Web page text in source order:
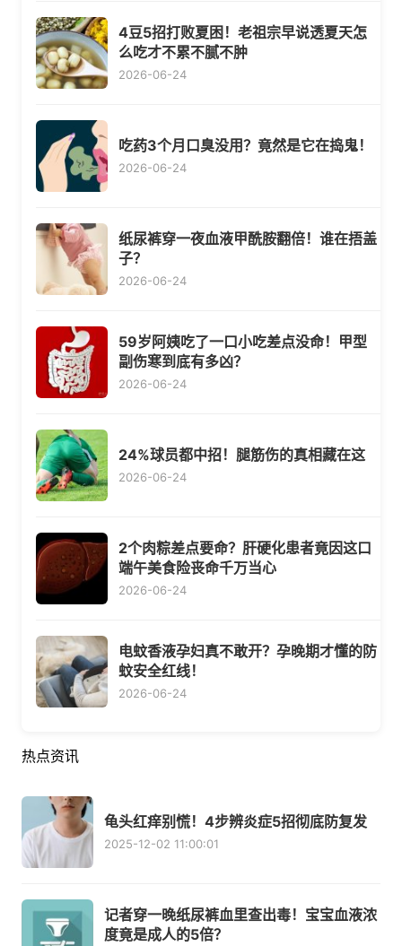
4豆5招打败夏困！老祖宗早说透夏天怎
么吃才不累不腻不肿
2026-06-24
吃药3个月口臭没用？竟然是它在捣鬼！
2026-06-24
纸尿裤穿一夜血液甲酰胺翻倍！谁在捂盖
子？
2026-06-24
59岁阿姨吃了一口小吃差点没命！甲型
副伤寒到底有多凶？
2026-06-24
24%球员都中招！腿筋伤的真相藏在这
2026-06-24
2个肉粽差点要命？肝硬化患者竟因这口
端午美食险丧命千万当心
2026-06-24
电蚊香液孕妇真不敢开？孕晚期才懂的防
蚊安全红线！
2026-06-24
热点资讯
龟头红痒别慌！4步辨炎症5招彻底防复发
2025-12-02 11:00:01
记者穿一晚纸尿裤血里查出毒！宝宝血液浓
度竟是成人的5倍？